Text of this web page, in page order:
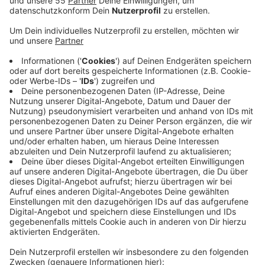
Am letzten Samstag vor dem Corona-Shutdown im
März waren insgesamt mehr als 21.100 Menschen in
Krefeld auf der Hochstraße unterwegs. Am
vergangenen Samstag seien es mehr gewesen, heißt
es vom Unternehmen hystreet. Hier wurden knapp
21.200 gemessen. Das zeige deutlich, dass die
Menschen trotz der Pandemie wieder mehr einkaufen
gehen und damit die Wirtschaft wieder ankurbeln,
heißt es von hystreet. Seit Ende Mai im vergangenen
Jahr misst das Unternehmen die Passanten in Krefeld
auf der Hochstraße rund um die Uhr mit einem
unsichtbaren Laser. Dabei werden keine Daten der
Passanten festgehalten, sondern nur zwischen Kind
und Erwachsenem unterschieden.